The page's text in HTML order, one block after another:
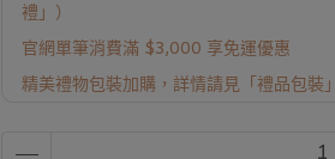
禮」）
官網單筆消費滿 $3,000 享免運優惠
精美禮物包裝加購，詳情請見「禮品包裝」